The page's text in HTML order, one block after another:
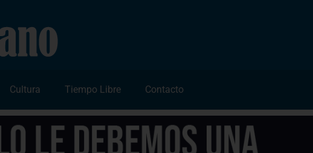
Cultura Tiempo Libre Contacto